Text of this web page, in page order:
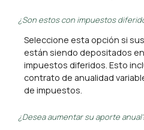
¿Son estos con impuestos
Seleccione esta opción si
están siendo depositados
impuestos diferidos. Esto
contrato de anualidad
de impuestos.
¿Desea aumentar su aporte